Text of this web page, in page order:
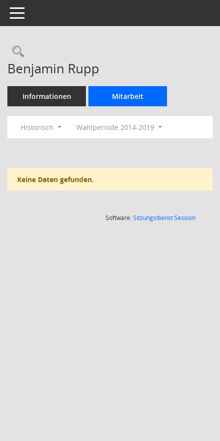
Toggle navigation
Rechercheauswahl
Benjamin Rupp
Informationen Mitarbeit
Historisch Wahlperiode 2014-2019
Keine Daten gefunden.
Software:SitzungsdienstSession(Wird in